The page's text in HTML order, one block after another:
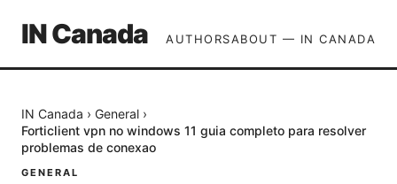
IN Canada AUTHORSABOUT — IN CANADA
IN Canada › General ›
Forticlient vpn no windows 11 guia completo para resolver
problemas de conexao
GENERAL